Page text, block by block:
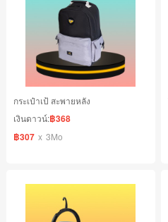
กระเป๋าเป้ สะพายหลัง
เงินดาวน์:฿368
฿307 x 3Mo